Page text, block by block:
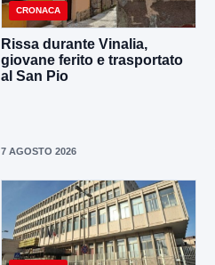
CRONACA
Rissa durante Vinalia,
giovane ferito e trasportato
al San Pio
7 AGOSTO 2026